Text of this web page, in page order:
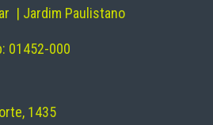
| Jardim Paulistano
01452-000
1435